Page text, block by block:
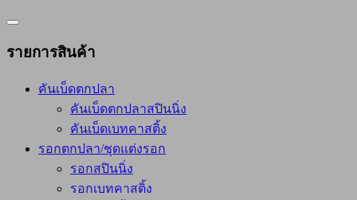
Catalog
รายการสินค้า
คันเบ็ดตกปลา
คันเบ็ดตกปลาสปินนิ่ง
คันเบ็ดเบทคาสติ้ง
รอกตกปลา/ชุดแต่งรอก
รอกสปินนิ่ง
รอกเบทคาสติ้ง